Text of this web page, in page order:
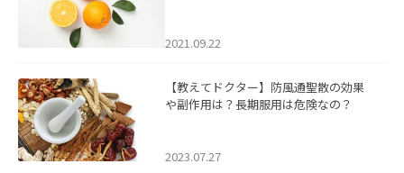
2021.09.22
【教えてドクター】防風通聖散の効果
や副作用は？長期服用は危険なの？
2023.07.27